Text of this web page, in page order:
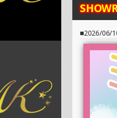
»もっと
2025/07/
»もっと
2025/07/
»もっと
2025/07/
2026/06/